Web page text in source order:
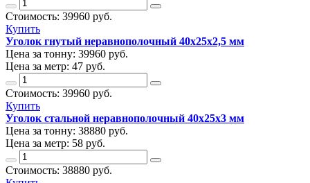
Стоимость: 39960 руб.
Купить
Уголок гнутый неравнополочный 40х25х2,5 мм
Цена за тонну: 39960 руб.
Цена за метр: 47 руб.
Стоимость: 39960 руб.
Купить
Уголок стальной неравнополочный 40х25х3 мм
Цена за тонну: 38880 руб.
Цена за метр: 58 руб.
Стоимость: 38880 руб.